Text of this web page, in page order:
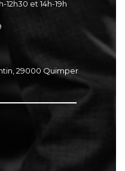
12h30 et 14h-19h
29000 Quimper